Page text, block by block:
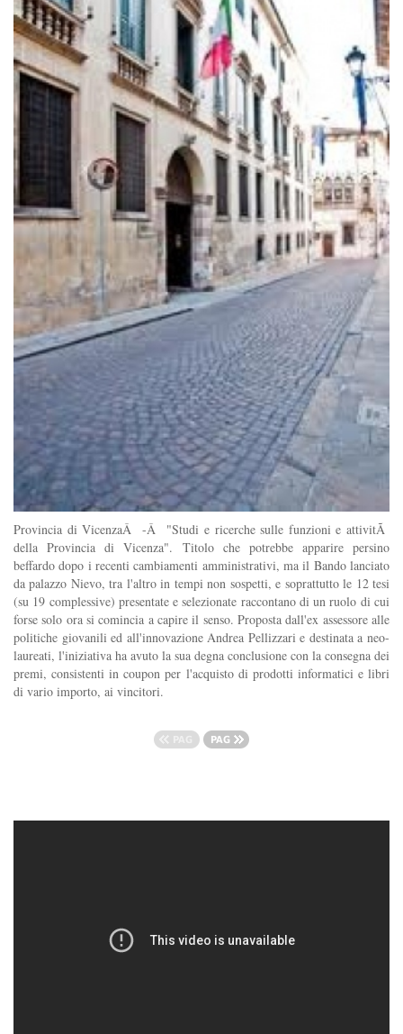
Provincia di VicenzaÂ -Â "Studi e ricerche sulle funzioni e attivitÃ
della Provincia di Vicenza". Titolo che potrebbe apparire persino
beffardo dopo i recenti cambiamenti amministrativi, ma il Bando lanciato
da palazzo Nievo, tra l'altro in tempi non sospetti, e soprattutto le 12 tesi
(su 19 complessive) presentate e selezionate raccontano di un ruolo di cui
forse solo ora si comincia a capire il senso. Proposta dall'ex assessore alle
politiche giovanili ed all'innovazione Andrea Pellizzari e destinata a neo-
laureati, l'iniziativa ha avuto la sua degna conclusione con la consegna dei
premi, consistenti in coupon per l'acquisto di prodotti informatici e libri
di vario importo, ai vincitori.